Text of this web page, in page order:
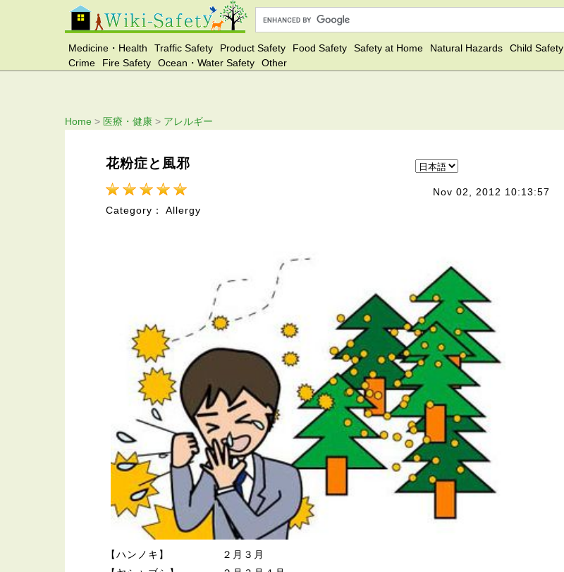
Medicine・Health Traffic Safety Product Safety Food Safety Safety at Home Natural Hazards Child Safety
Crime
Fire Safety Ocean・Water Safety Other
Home > 医療・健康 > アレルギー
花粉症と風邪
Nov 02, 2012 10:13:57
Category： Allergy
【ハンノキ】 ２月３月